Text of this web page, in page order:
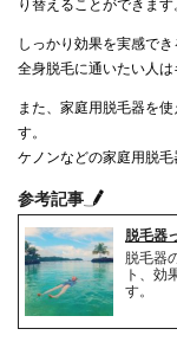
り替えることができます
しっかり効果を実感で
全身脱毛に通いたい人は
また、家庭用脱毛器を
す。
ケノンなどの家庭用脱毛
参考記事
脱毛器
脱毛器
ト、効
す。